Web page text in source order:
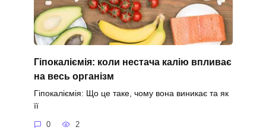
Гіпокаліємія: коли нестача калію впливає
на весь організм
Гіпокаліємія: Що це таке, чому вона виникає та як
її
0 2